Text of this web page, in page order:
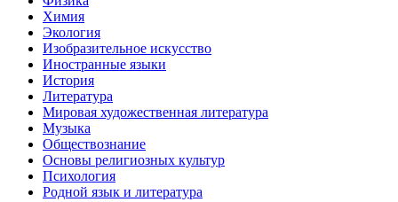
Химия
Экология
Изобразительное искусство
Иностранные языки
История
Литература
Мировая художественная литература
Музыка
Обществознание
Основы религиозных культур
Психология
Родной язык и литература